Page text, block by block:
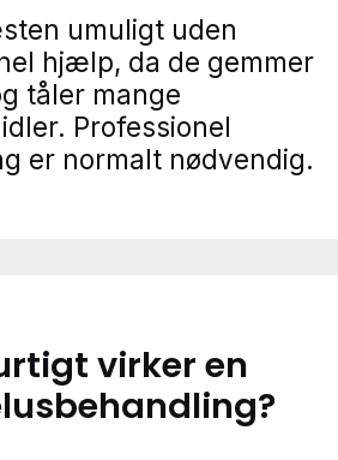
umuligt uden
hjælp, da de gemmer
tåler mange
Professionel
er normalt nødvendig.
virker en